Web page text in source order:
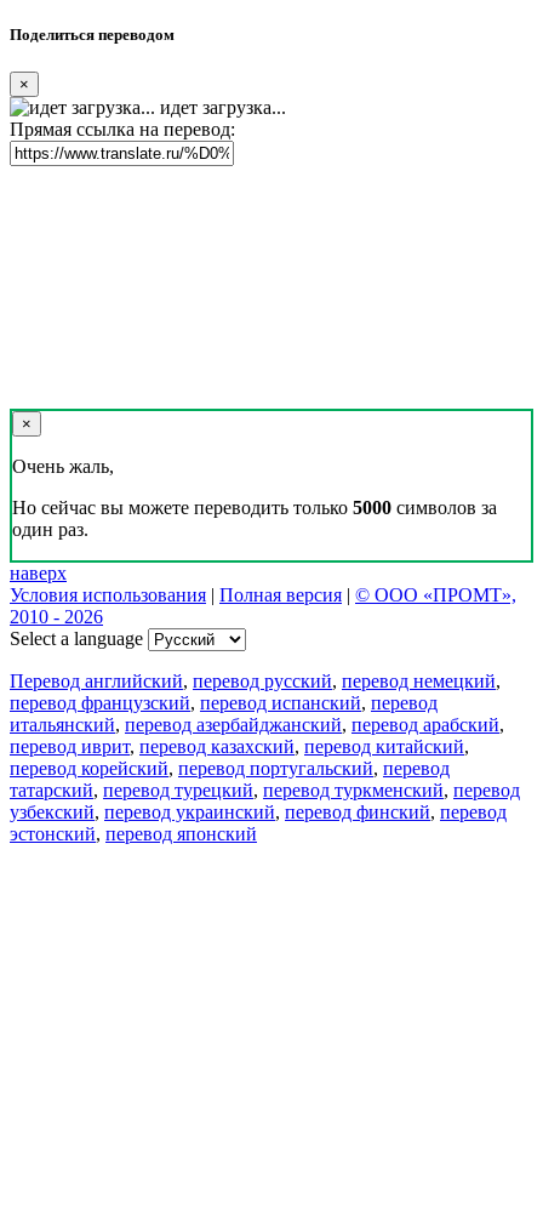
Поделиться переводом
×
идет загрузка...
Прямая ссылка на перевод:
×
Очень жаль,
Но сейчас вы можете переводить только 5000 символов за
один раз.
наверх
Условия использования | Полная версия | © ООО «ПРОМТ»,
2010 - 2026
Select a language
Перевод английский, перевод русский, перевод немецкий,
перевод французский, перевод испанский, перевод
итальянский, перевод азербайджанский, перевод арабский,
перевод иврит, перевод казахский, перевод китайский,
перевод корейский, перевод португальский, перевод
татарский, перевод турецкий, перевод туркменский, перевод
узбекский, перевод украинский, перевод финский, перевод
эстонский, перевод японский